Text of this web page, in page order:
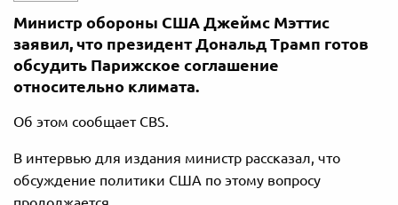
Министр обороны США Джеймс Мэттис
заявил, что президент Дональд Трамп готов
обсудить Парижское соглашение
относительно климата.
Об этом сообщает CBS.
В интервью для издания министр рассказал, что
обсуждение политики США по этому вопросу